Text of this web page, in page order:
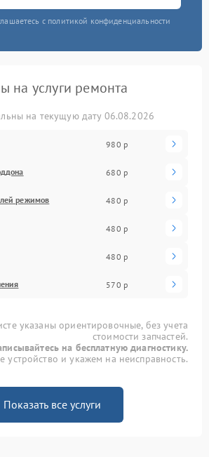
с политикой конфиденциальности
на услуги ремонта
на текущую дату 06.08.2026
980 р
680 р
режимов 480 р
480 р
480 р
570 р
указаны ориентировочные, без учета
стоимости запчастей.
на бесплатную диагностику.
и укажем на неисправность.
Показать все услуги